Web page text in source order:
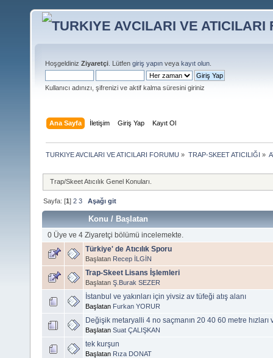
Hoşgeldiniz Ziyaretçi . Lütfen giriş yapın veya kayıt olun
Kullanıcı adınızı, şifrenizi ve aktif kalma süresini giriniz
Ana Sayfa İletişim Giriş Yap Kayıt Ol
TURKIYE AVCILARI VE ATICILARI FORUMU » TRAP-SKEET ATICILIĞI »
Trap/Skeet Atıcılık Genel Konuları.
Sayfa: [1]2 3 Aşağı git
Konu / Başlatan
0 Üye ve 4 Ziyaretçi bölümü incelemekte.
Türkiye' de Atıcılık Sporu
Başlatan Recep İLGİN
Trap-Skeet Lisans İşlemleri
Başlatan Ş.Burak SEZER
İstanbul ve yakınları için yivsiz av tüfeği atış alanı
Başlatan Furkan YORUR
Değişik metaryalli 4 no saçmanın 20 40 60 metre
Başlatan Suat ÇALIŞKAN
tek kurşun
Başlatan Rıza DONAT